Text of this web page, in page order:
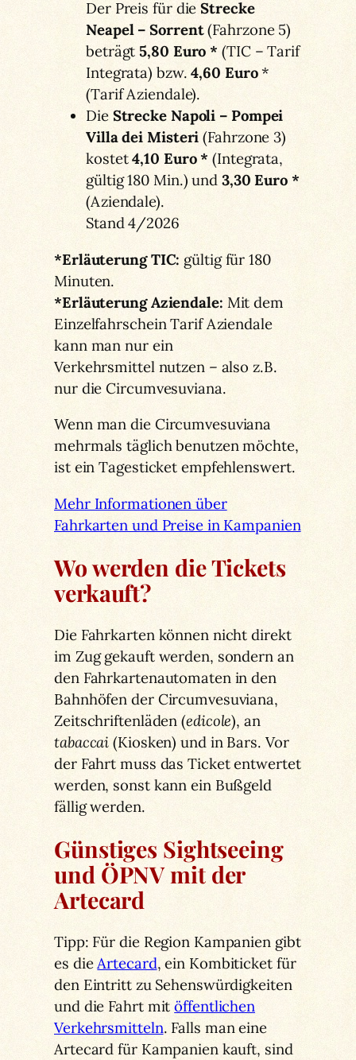
Der Preis für dieStrecke
Neapel – Sorrent(Fahrzone 5)
beträgt5,80 Euro * (TIC – Tarif
Integrata) bzw.4,60 Euro*
(Tarif Aziendale).
Die Strecke Napoli – Pompei
Villa dei Misteri (Fahrzone 3)
kostet4,10 Euro * (Integrata,
gültig 180 Min.) und 3,30 Euro *
(Aziendale).
Stand 4/2026
*Erläuterung TIC: gültig für 180
Minuten.
*Erläuterung Aziendale: Mit dem
Einzelfahrschein Tarif Aziendale
kann man nur ein
Verkehrsmittel nutzen – also z.B.
nur die Circumvesuviana.
Wenn man die Circumvesuviana
mehrmals täglich benutzen möchte,
ist ein Tagesticket empfehlenswert.
Mehr Informationen über
Fahrkarten und Preise in Kampanien
Wo werden die Tickets
verkauft?
Die Fahrkarten können nicht direkt
im Zug gekauft werden, sondern an
den Fahrkartenautomaten in den
Bahnhöfen der Circumvesuviana,
Zeitschriftenläden (edicole), an
tabaccai (Kiosken) und in Bars. Vor
der Fahrt muss das Ticket entwertet
werden, sonst kann ein Bußgeld
fällig werden.
Günstiges Sightseeing
und ÖPNV mit der
Artecard
Tipp: Für die Region Kampanien gibt
es dieArtecard, ein Kombiticket für
den Eintritt zu Sehenswürdigkeiten
und die Fahrt mitöffentlichen
Verkehrsmitteln. Falls man eine
Artecard für Kampanien kauft, sind